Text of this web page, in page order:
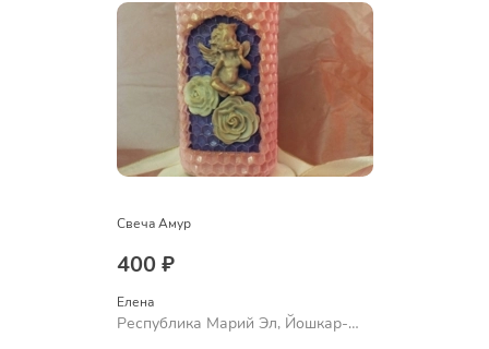
Свеча Амур
400 ₽
Елена
Республика Марий Эл, Йошкар-